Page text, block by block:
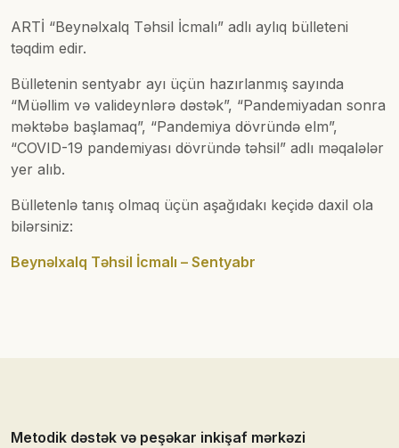
ARTİ “Beynəlxalq Təhsil İcmalı” adlı aylıq bülleteni
təqdim edir.
Bülletenin sentyabr ayı üçün hazırlanmış sayında
“Müəllim və valideynlərə dəstək”, “Pandemiyadan sonra
məktəbə başlamaq”, “Pandemiya dövründə elm”,
“COVID-19 pandemiyası dövründə təhsil” adlı məqalələr
yer alıb.
Bülletenlə tanış olmaq üçün aşağıdakı keçidə daxil ola
bilərsiniz:
Beynəlxalq Təhsil İcmalı – Sentyabr
Metodik dəstək və peşəkar inkişaf mərkəzi